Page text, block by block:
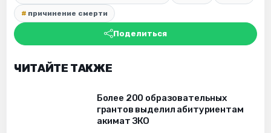
причинение смерти
Поделиться
ЧИТАЙТЕ ТАКЖЕ
Более 200 образовательных
грантов выделил абитуриентам
акимат ЗКО